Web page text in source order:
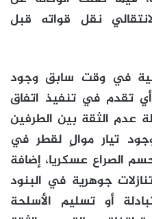
نقل قواته قبل
في وقت سابق وجود
تقدم في تنفيذ اتفاق
عدم الثقة بين الطرفين
تيار موالٍ لقطر في
الصراع عسكريا، إضافة
جوهرية في البنود
أو تسليم الأسلحة